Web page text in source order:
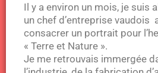
Il y a environ un mois, je suis
un chef d’entreprise vaudois
consacrer un portrait pour
« Terre et Nature ».
Je me retrouvais immergée